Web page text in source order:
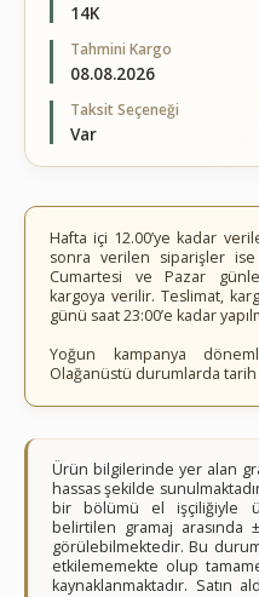
14K
Tahmini Kargo
08.08.2026
Taksit Seçeneği
Var
Hafta içi 12.00’ye kadar
sonra verilen siparişler
Cumartesi ve Pazar
kargoya verilir. Teslimat,
günü saat 23:00’e kadar
Yoğun kampanya
Olağanüstü durumlarda
Ürün bilgilerinde yer alan
hassas şekilde
bir bölümü el işçiliğiyle
belirtilen gramaj arasında
görülebilmektedir. Bu
etkilememekte olup
kaynaklanmaktadır. Satın